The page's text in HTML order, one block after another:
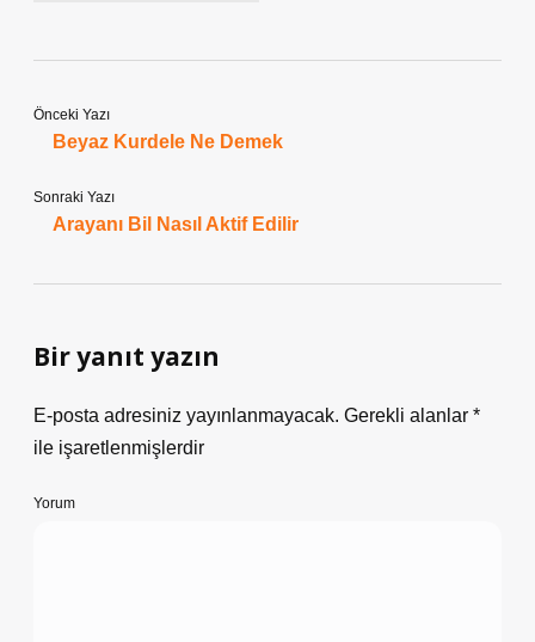
Önceki Yazı
Beyaz Kurdele Ne Demek
Sonraki Yazı
Arayanı Bil Nasıl Aktif Edilir
Bir yanıt yazın
E-posta adresiniz yayınlanmayacak. Gerekli alanlar *
ile işaretlenmişlerdir
Yorum